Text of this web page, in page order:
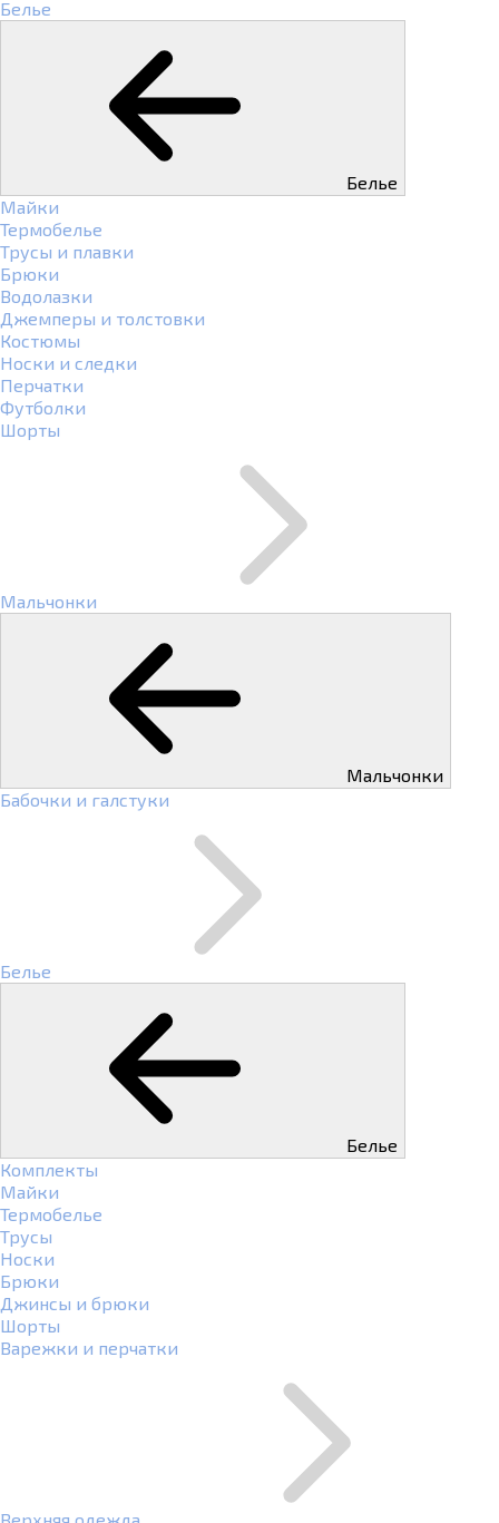
Белье
Белье
Майки
Термобелье
Трусы и плавки
Брюки
Водолазки
Джемперы и толстовки
Костюмы
Носки и следки
Перчатки
Футболки
Шорты
Мальчонки
Мальчонки
Бабочки и галстуки
Белье
Белье
Комплекты
Майки
Термобелье
Трусы
Носки
Брюки
Джинсы и брюки
Шорты
Варежки и перчатки